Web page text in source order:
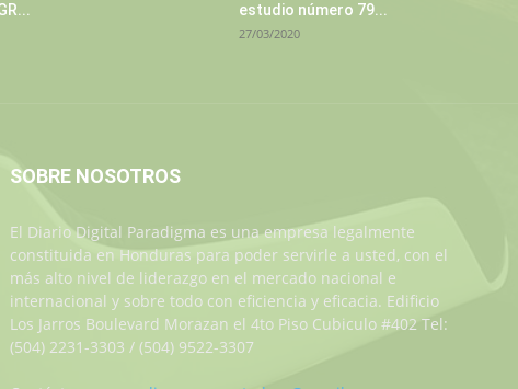
estudio número 79...
27/03/2020
SOBRE NOSOTROS
El Diario Digital Paradigma es una empresa legalmente
constituida en Honduras para poder servirle a usted, con el
más alto nivel de liderazgo en el mercado nacional e
internacional y sobre todo con eficiencia y eficacia. Edificio
Los Jarros Boulevard Morazan el 4to Piso Cubiculo #402 Tel:
(504) 2231-3303 / (504) 9522-3307